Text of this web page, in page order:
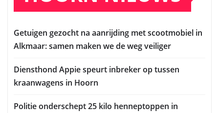
Getuigen gezocht na aanrijding met scootmobiel in
Alkmaar: samen maken we de weg veiliger
Diensthond Appie speurt inbreker op tussen
kraanwagens in Hoorn
Politie onderschept 25 kilo henneptoppen in